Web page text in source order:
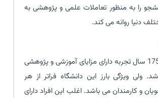
1100 دانشجو را به منظور تعاملات علمی و پژوهشی به
دنیا روانه می کند.
این دانشگاه با 175 سال تجربه دارای مزایای آموزشی و پژوهشی
ولی ویژگی بارز این دانشگاه فراتر از هر
و کارمندان می باشد. اغلب این افراد دارای